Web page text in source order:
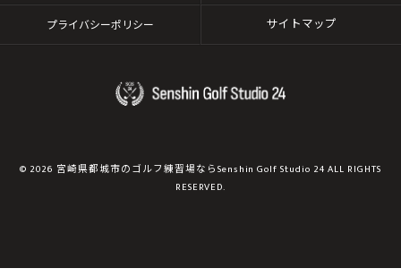
プライバシーポリシー サイトマップ
© 2026 宮崎県都城市のゴルフ練習場ならSenshin Golf Studio 24 ALL RIGHTS
RESERVED.